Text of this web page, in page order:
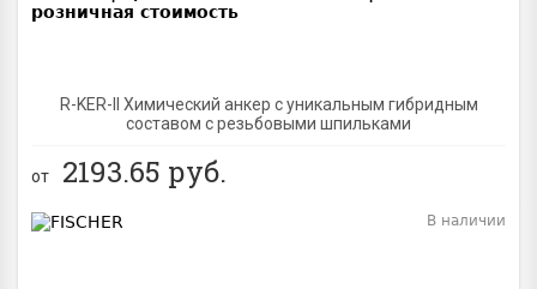
R-KER-II Химический анкер с уникальным гибридным
составом с резьбовыми шпильками
от 2193.65 руб.
В наличии